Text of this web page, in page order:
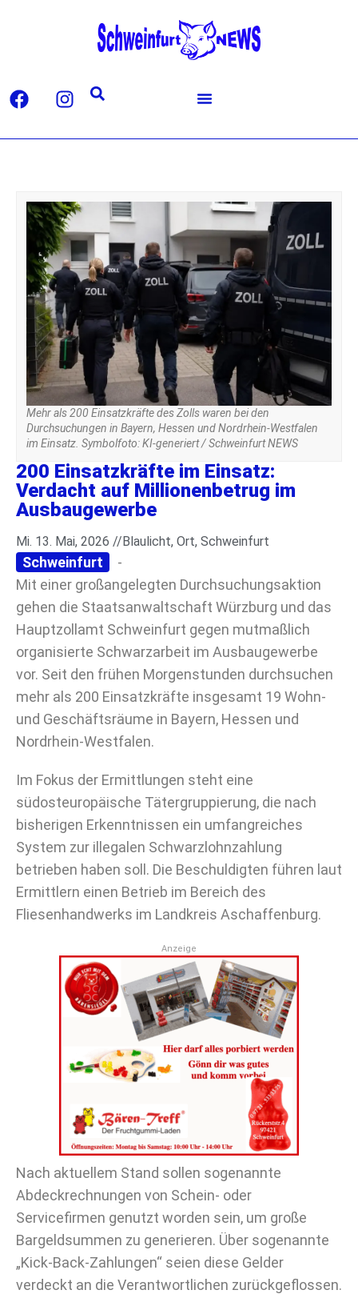
Mehr als 200 Einsatzkräfte des Zolls waren bei den
Durchsuchungen in Bayern, Hessen und Nordrhein-Westfalen
im Einsatz. Symbolfoto: KI-generiert / Schweinfurt NEWS
200 Einsatzkräfte im Einsatz:
Verdacht auf Millionenbetrug im
Ausbaugewerbe
Mi. 13. Mai, 2026 //Blaulicht, Ort, Schweinfurt
Schweinfurt
-
Mit einer großangelegten Durchsuchungsaktion
gehen die Staatsanwaltschaft Würzburg und das
Hauptzollamt Schweinfurt gegen mutmaßlich
organisierte Schwarzarbeit im Ausbaugewerbe
vor. Seit den frühen Morgenstunden durchsuchen
mehr als 200 Einsatzkräfte insgesamt 19 Wohn-
und Geschäftsräume in Bayern, Hessen und
Nordrhein-Westfalen.
Im Fokus der Ermittlungen steht eine
südosteuropäische Tätergruppierung, die nach
bisherigen Erkenntnissen ein umfangreiches
System zur illegalen Schwarzlohnzahlung
betrieben haben soll. Die Beschuldigten führen laut
Ermittlern einen Betrieb im Bereich des
Fliesenhandwerks im Landkreis Aschaffenburg.
Anzeige
Nach aktuellem Stand sollen sogenannte
Abdeckrechnungen von Schein- oder
Servicefirmen genutzt worden sein, um große
Bargeldsummen zu generieren. Über sogenannte
„Kick-Back-Zahlungen“ seien diese Gelder
verdeckt an die Verantwortlichen zurückgeflossen.